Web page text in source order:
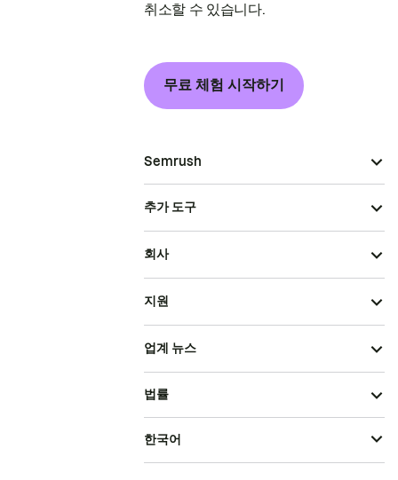
취소할 수 있습니다.
무료 체험 시작하기
Semrush
추가 도구
회사
지원
업계 뉴스
법률
한국어